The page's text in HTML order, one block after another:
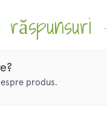
produs.